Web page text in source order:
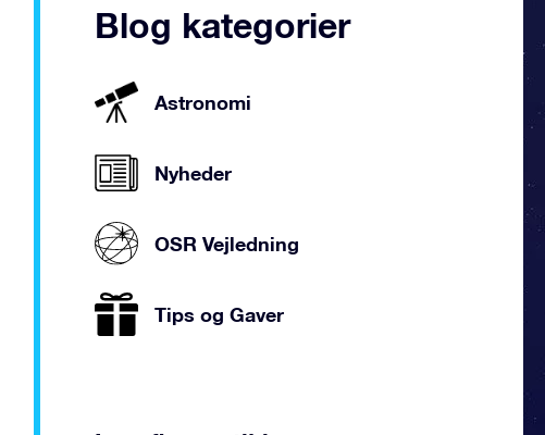
Blog kategorier
Astronomi
Nyheder
OSR Vejledning
Tips og Gaver